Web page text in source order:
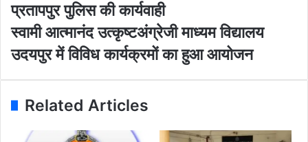
r
E
m
a
l
a
d
अ
म
दो
हु
ए
प्रतापपुर पुलिस की कार्यवाही
स्वा
आ
द
स्वामी आत्मानंद उत्कृष्टअंग्रेजी माध्यम विद्यालय
उदयपुर में विविध कार्यक्रमों का हुआ आयोजन
Related Articles